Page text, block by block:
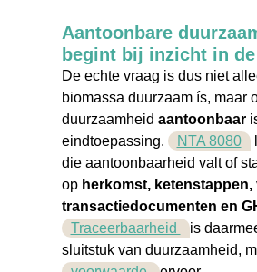
Aantoonbare
begint bij inzicht in
De echte vraag is dus niet
biomassa duurzaam ís, maar
duurzaamheid aantoonbaar
eindtoepassing.
NTA 8080
die aantoonbaarheid valt of
op herkomst, ketenstappen,
transactiedocumenten en
Traceerbaarheid
is
sluitstuk van duurzaamheid,